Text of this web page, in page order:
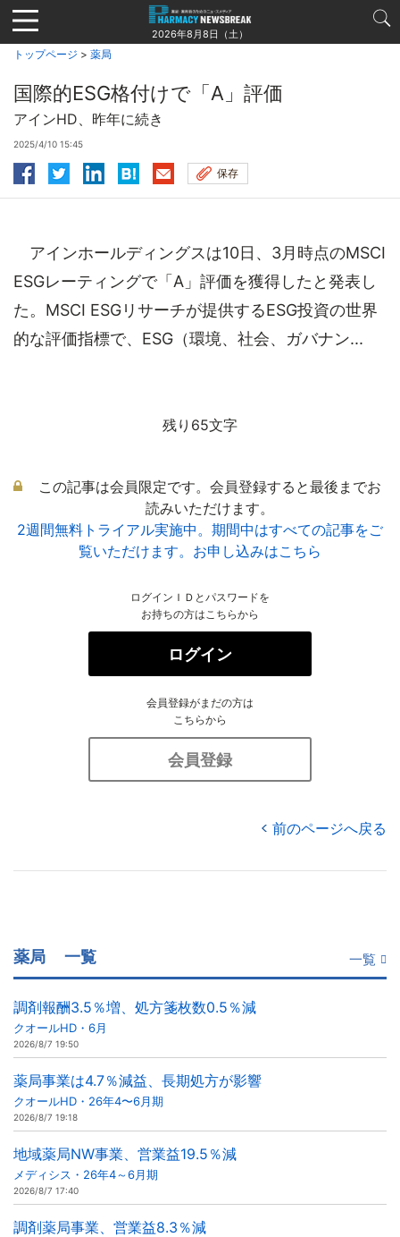
Jump
to
navigation
2026年8月8日（土）
トップページ > 薬局
国際的ESG格付けで「A」評価
アインHD、昨年に続き
2025/4/10 15:45
保存
アインホールディングスは10日、3月時点のMSCI
ESGレーティングで「A」評価を獲得したと発表し
た。MSCI ESGリサーチが提供するESG投資の世界
的な評価指標で、ESG（環境、社会、ガバナン...
残り65文字
この記事は会員限定です。会員登録すると最後までお
読みいただけます。
2週間無料トライアル実施中。期間中はすべての記事をご
覧いただけます。お申し込みはこちら
ログインＩＤとパスワードを
お持ちの方はこちらから
ログイン
会員登録がまだの方は
こちらから
会員登録
前のページへ戻る
薬局 一覧 一覧
調剤報酬3.5％増、処方箋枚数0.5％減
クオールHD・6月
2026/8/7 19:50
薬局事業は4.7％減益、長期処方が影響
クオールHD・26年4〜6月期
2026/8/7 19:18
地域薬局NW事業、営業益19.5％減
メディシス・26年4～6月期
2026/8/7 17:40
調剤薬局事業、営業益8.3％減